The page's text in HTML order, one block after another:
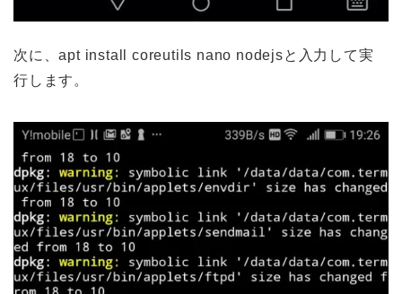
次に、apt install coreutils nano nodejsと入力して実
行します。